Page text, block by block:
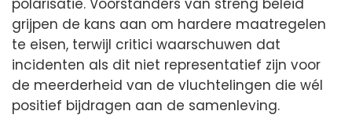
polarisatie. Voorstanders van streng beleid
grijpen de kans aan om hardere maatregelen
te eisen, terwijl critici waarschuwen dat
incidenten als dit niet representatief zijn voor
de meerderheid van de vluchtelingen die wél
positief bijdragen aan de samenleving.